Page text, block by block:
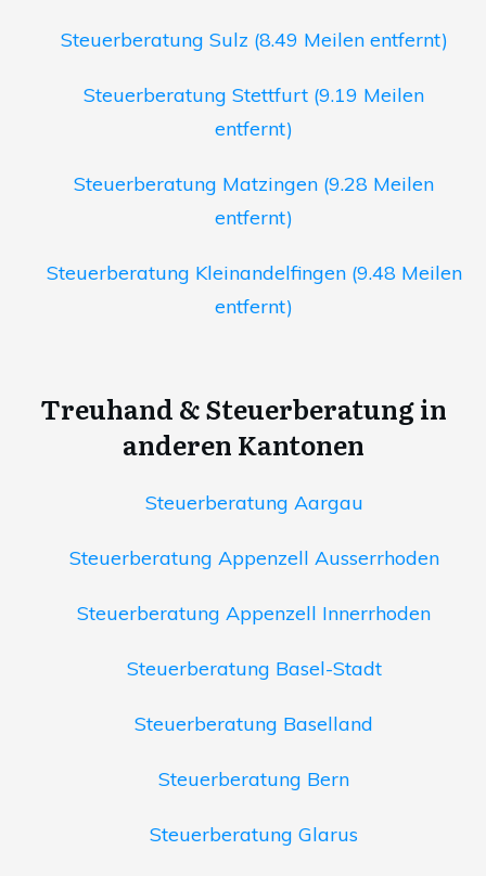
Steuerberatung Sulz (8.49 Meilen entfernt)
Steuerberatung Stettfurt (9.19 Meilen
entfernt)
Steuerberatung Matzingen (9.28 Meilen
entfernt)
Steuerberatung Kleinandelfingen (9.48 Meilen
entfernt)
Treuhand & Steuerberatung in
anderen Kantonen
Steuerberatung Aargau
Steuerberatung Appenzell Ausserrhoden
Steuerberatung Appenzell Innerrhoden
Steuerberatung Basel-Stadt
Steuerberatung Baselland
Steuerberatung Bern
Steuerberatung Glarus